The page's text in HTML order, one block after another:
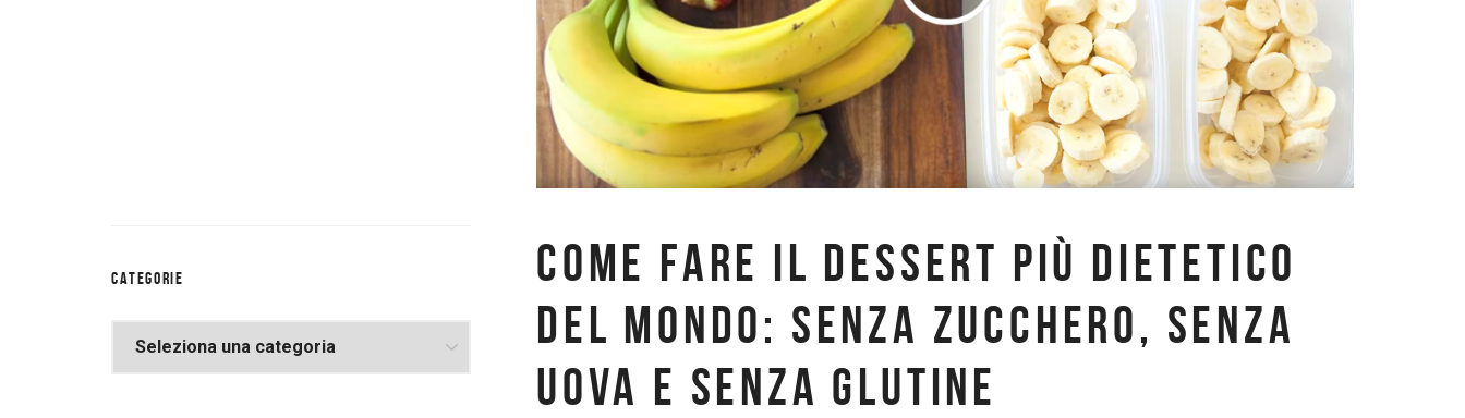
COME FARE IL DESSERT PIÙ DIETETICO
DEL MONDO: SENZA ZUCCHERO, SENZA
UOVA E SENZA GLUTINE
CATEGORIE